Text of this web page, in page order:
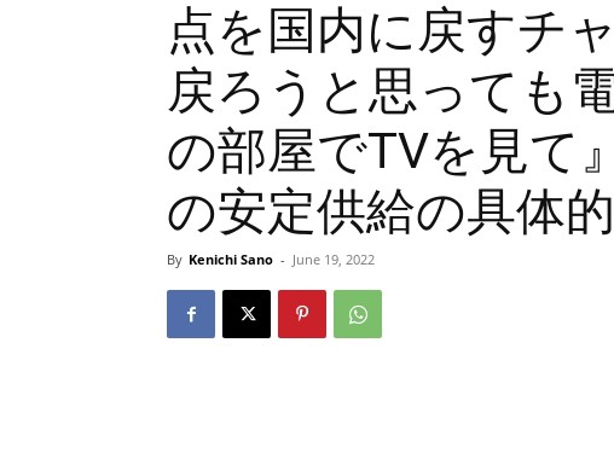
点を国内に戻すチ
戻ろうと思っても
の部屋でTVを見て
の安定供給の具体
By Kenichi Sano - June 19, 2022